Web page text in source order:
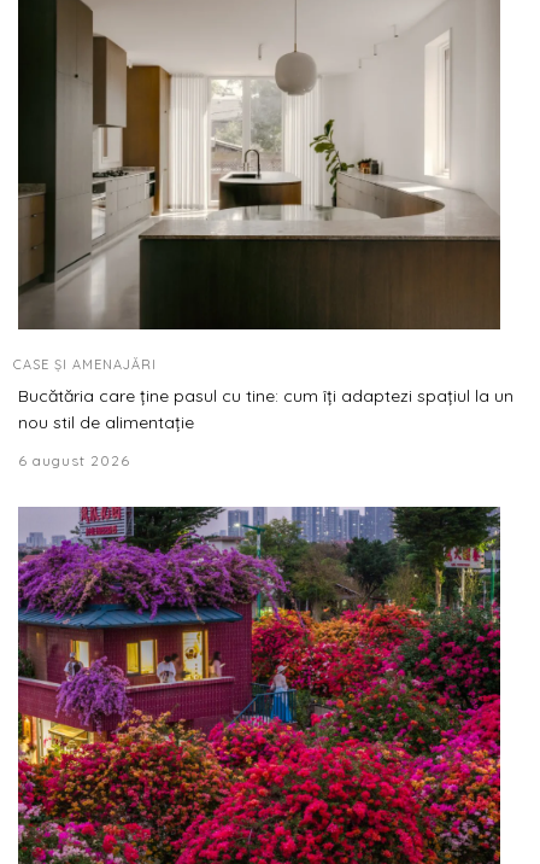
CASE ȘI AMENAJĂRI
Bucătăria care ține pasul cu tine: cum îți adaptezi spațiul la un
nou stil de alimentație
6 august 2026